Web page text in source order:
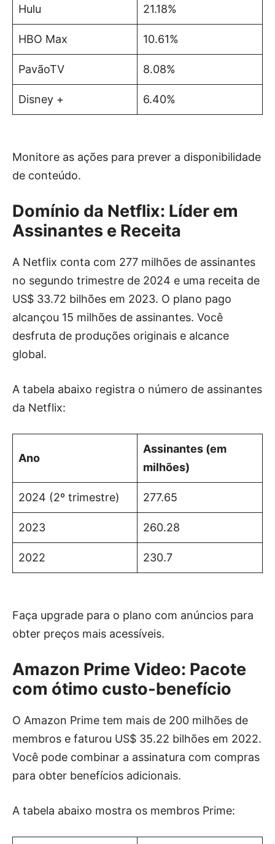
Hulu 21.18%
HBO Max 10.61%
PavãoTV 8.08%
Disney + 6.40%
Monitore as ações para prever a disponibilidade
de conteúdo.
Domínio da Netflix: Líder em
Assinantes e Receita
A Netflix conta com 277 milhões de assinantes
no segundo trimestre de 2024 e uma receita de
US$ 33.72 bilhões em 2023. O plano pago
alcançou 15 milhões de assinantes. Você
desfruta de produções originais e alcance
global.
A tabela abaixo registra o número de assinantes
da Netflix:
Ano
Assinantes (em
milhões)
2024 (2º trimestre) 277.65
2023 260.28
2022 230.7
Faça upgrade para o plano com anúncios para
obter preços mais acessíveis.
Amazon Prime Video: Pacote
com ótimo custo-benefício
O Amazon Prime tem mais de 200 milhões de
membros e faturou US$ 35.22 bilhões em 2022.
Você pode combinar a assinatura com compras
para obter benefícios adicionais.
A tabela abaixo mostra os membros Prime: